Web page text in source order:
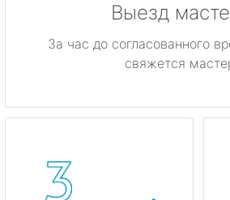
Выезд
За час до согласованного
свяжется